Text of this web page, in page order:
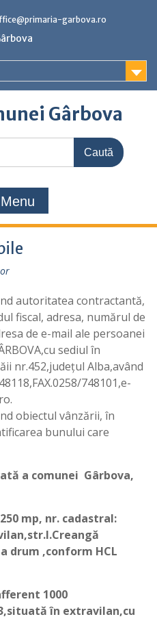
garbova.ro
Gârbova
Menu
autoritatea contractantă,
fiscal, adresa, numărul de
de e-mail ale persoanei
sediul în
nr.452,județul Alba,având
748101,e-
obiectul vânzării, în
bunului care
a comunei Gârbova,
mp, nr. cadastral:
drum ,conform HCL
1000
în extravilan,cu